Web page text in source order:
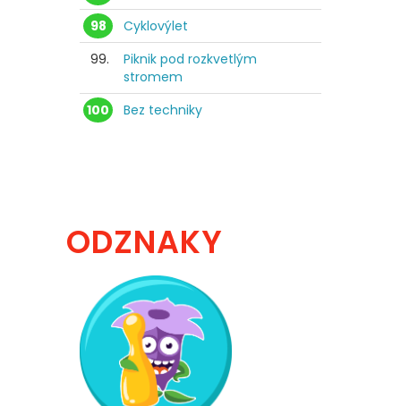
98
Cyklovýlet
99.
Piknik pod rozkvetlým
stromem
100
Bez techniky
ODZNAKY